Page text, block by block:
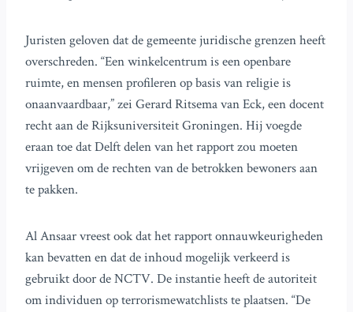
Juristen geloven dat de gemeente juridische grenzen heeft
overschreden. “Een winkelcentrum is een openbare
ruimte, en mensen profileren op basis van religie is
onaanvaardbaar,” zei Gerard Ritsema van Eck, een docent
recht aan de Rijksuniversiteit Groningen. Hij voegde
eraan toe dat Delft delen van het rapport zou moeten
vrijgeven om de rechten van de betrokken bewoners aan
te pakken.
Al Ansaar vreest ook dat het rapport onnauwkeurigheden
kan bevatten en dat de inhoud mogelijk verkeerd is
gebruikt door de NCTV. De instantie heeft de autoriteit
om individuen op terrorismewatchlists te plaatsen. “De